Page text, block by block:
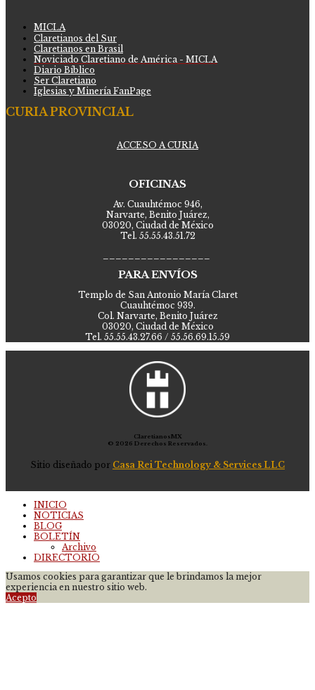
MICLA
Claretianos del Sur
Claretianos en Brasil
Noviciado Claretiano de América - MICLA
Diario Bíblico
Ser Claretiano
Iglesias y Minería FanPage
CURIA PROVINCIAL
ACCESO A CURIA
OFICINAS
Av. Cuauhtémoc 946,
Narvarte, Benito Juárez,
03020, Ciudad de México
Tel. 55.55.43.51.72
PARA ENVÍOS
Templo de San Antonio María Claret
Cuauhtémoc 939.
Col. Narvarte, Benito Juárez
03020, Ciudad de México
Tel. 55.55.43.27.66 / 55.56.69.15.59
ClaretianosMX
© 2026 Derechos Reservados.
Sitio diseñado por Casa Rei Technology & Services LLC
INICIO
NOTICIAS
BLOG
BOLETÍN
Archivo
DIRECTORIO
Usamos cookies para garantizar que le brindamos la mejor
experiencia en nuestro sitio web.
Acepto